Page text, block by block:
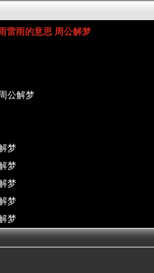
雷雨的意思 周公解梦
公解梦
梦
梦
梦
梦
梦